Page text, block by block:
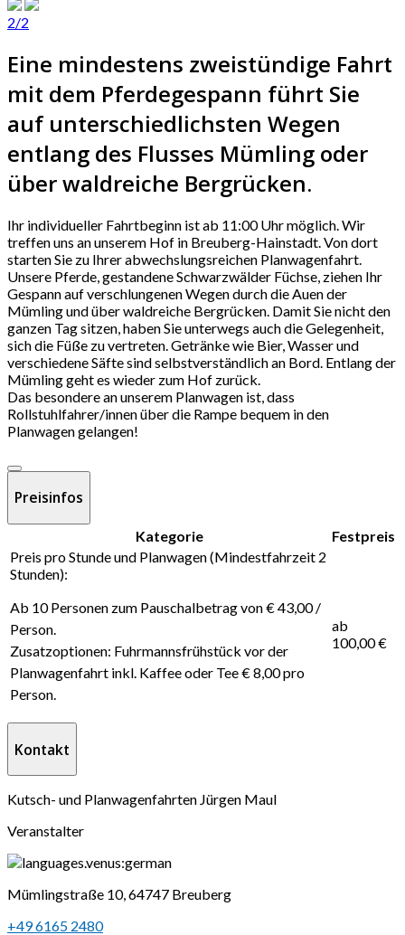
2/2
Eine mindestens zweistündige Fahrt
mit dem Pferdegespann führt Sie
auf unterschiedlichsten Wegen
entlang des Flusses Mümling oder
über waldreiche Bergrücken.
Ihr individueller Fahrtbeginn ist ab 11:00 Uhr möglich. Wir
treffen uns an unserem Hof in Breuberg-Hainstadt. Von dort
starten Sie zu Ihrer abwechslungsreichen Planwagenfahrt.
Unsere Pferde, gestandene Schwarzwälder Füchse, ziehen Ihr
Gespann auf verschlungenen Wegen durch die Auen der
Mümling und über waldreiche Bergrücken. Damit Sie nicht den
ganzen Tag sitzen, haben Sie unterwegs auch die Gelegenheit,
sich die Füße zu vertreten. Getränke wie Bier, Wasser und
verschiedene Säfte sind selbstverständlich an Bord. Entlang der
Mümling geht es wieder zum Hof zurück.
Das besondere an unserem Planwagen ist, dass
Rollstuhlfahrer/innen über die Rampe bequem in den
Planwagen gelangen!
Preisinfos
Kategorie
Festpreis
Preis pro Stunde und Planwagen (Mindestfahrzeit 2
Stunden):
Ab 10 Personen zum Pauschalbetrag von € 43,00 /
Person.
Zusatzoptionen: Fuhrmannsfrühstück vor der
Planwagenfahrt inkl. Kaffee oder Tee € 8,00 pro
Person.
ab
100,00 €
Kontakt
Kutsch- und Planwagenfahrten Jürgen Maul
Veranstalter
Mümlingstraße 10, 64747 Breuberg
+49 6165 2480